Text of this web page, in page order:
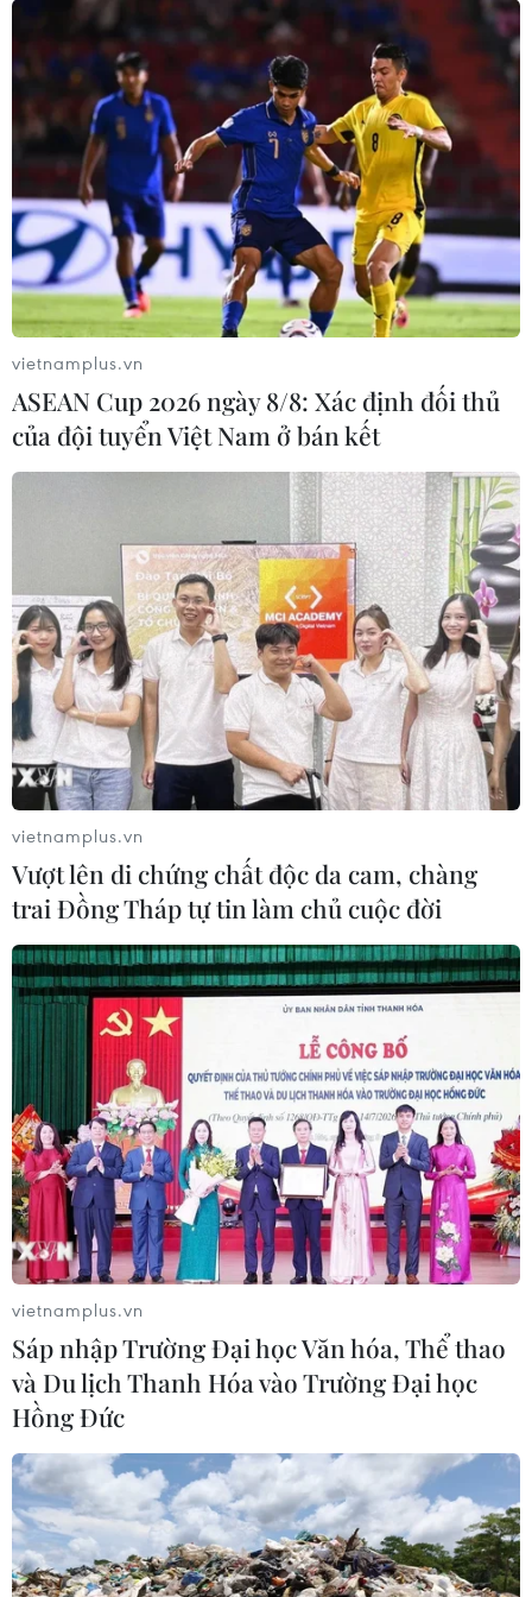
TIN CÙNG CHUYÊN MỤC
Thượng viện Mỹ thông qua dự luật
trừng phạt Nga
08/08/2026 03:50
Canada, Mỹ đàm phán thỏa thuận
thương mại tạm thời nhằm hạ nhiệt
căng thẳng
vietnamplus.vn
ASEAN Cup 2026 ngày 8/8: Xác định đối thủ
của đội tuyển Việt Nam ở bán kết
vietnamplus.vn
Vượt lên di chứng chất độc da cam, chàng
trai Đồng Tháp tự tin làm chủ cuộc đời
vietnamplus.vn
Sáp nhập Trường Đại học Văn hóa, Thể thao
và Du lịch Thanh Hóa vào Trường Đại học
Hồng Đức